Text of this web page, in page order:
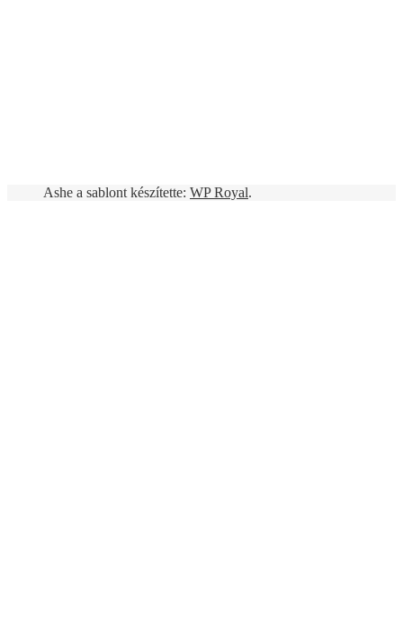
Ashe a sablont készítette: WP Royal.